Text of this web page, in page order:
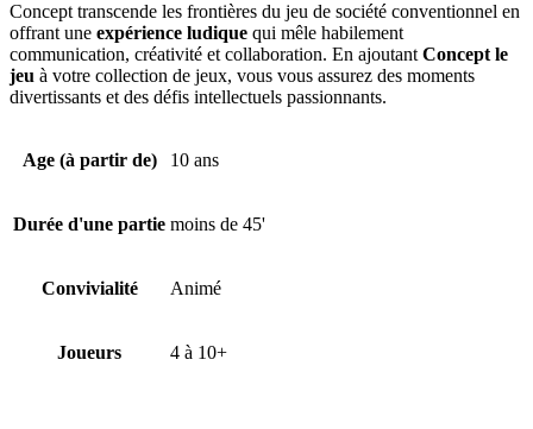
Concept transcende les frontières du jeu de société conventionnel en
offrant une expérience ludique qui mêle habilement
communication, créativité et collaboration. En ajoutant Concept le
jeu à votre collection de jeux, vous vous assurez des moments
divertissants et des défis intellectuels passionnants.
Age (à partir de) 10 ans
Durée d'une partie moins de 45'
Convivialité Animé
Joueurs 4 à 10+